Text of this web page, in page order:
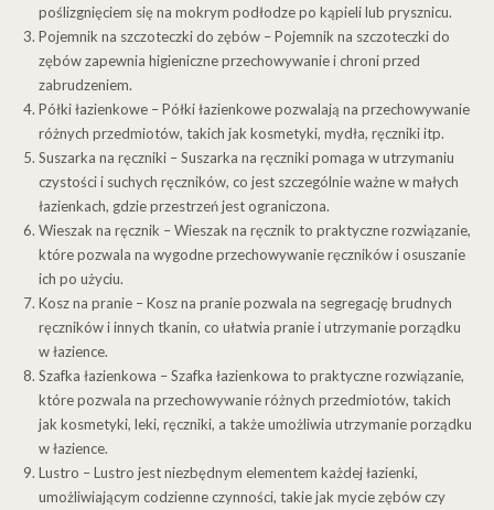
poślizgnięciem się na mokrym podłodze po kąpieli lub prysznicu.
Pojemnik na szczoteczki do zębów – Pojemnik na szczoteczki do
zębów zapewnia higieniczne przechowywanie i chroni przed
zabrudzeniem.
Półki łazienkowe – Półki łazienkowe pozwalają na przechowywanie
różnych przedmiotów, takich jak kosmetyki, mydła, ręczniki itp.
Suszarka na ręczniki – Suszarka na ręczniki pomaga w utrzymaniu
czystości i suchych ręczników, co jest szczególnie ważne w małych
łazienkach, gdzie przestrzeń jest ograniczona.
Wieszak na ręcznik – Wieszak na ręcznik to praktyczne rozwiązanie,
które pozwala na wygodne przechowywanie ręczników i osuszanie
ich po użyciu.
Kosz na pranie – Kosz na pranie pozwala na segregację brudnych
ręczników i innych tkanin, co ułatwia pranie i utrzymanie porządku
w łazience.
Szafka łazienkowa – Szafka łazienkowa to praktyczne rozwiązanie,
które pozwala na przechowywanie różnych przedmiotów, takich
jak kosmetyki, leki, ręczniki, a także umożliwia utrzymanie porządku
w łazience.
Lustro – Lustro jest niezbędnym elementem każdej łazienki,
umożliwiającym codzienne czynności, takie jak mycie zębów czy